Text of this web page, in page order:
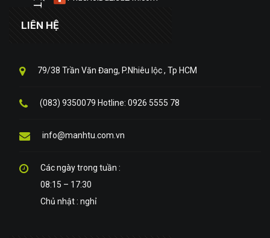
LIÊN HỆ
79/38 Trần Văn Đang, P.Nhiêu lộc , Tp HCM
(083) 9350079 Hotline: 0926 5555 78
info@manhtu.com.vn
Các ngày trong tuần :
08:15 – 17:30
Chủ nhật : nghỉ